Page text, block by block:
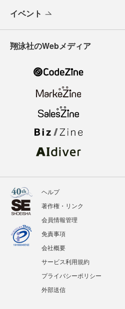
イベント
翔泳社のWebメディア
ヘルプ
著作権・リンク
会員情報管理
免責事項
会社概要
サービス利用規約
プライバシーポリシー
外部送信